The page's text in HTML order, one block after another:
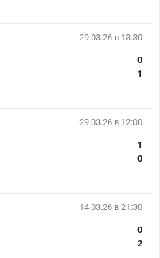
29.03.26 в 13:30
0
1
29.03.26 в 12:00
1
0
14.03.26 в 21:30
0
2